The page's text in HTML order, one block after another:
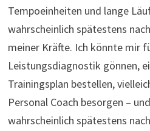
Tempoeinheiten und lange
wahrscheinlich spätestens
meiner Kräfte. Ich könnte mir
Leistungsdiagnostik gönnen,
Trainingsplan bestellen,
Personal Coach besorgen –
wahrscheinlich spätestens